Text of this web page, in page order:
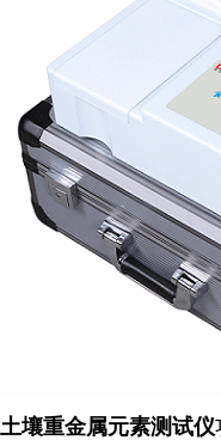
土壤重金属元素测试仪